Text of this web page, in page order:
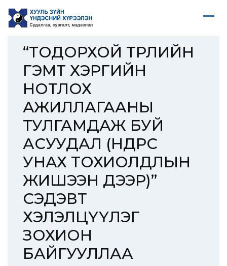
“ТОДОРХОЙ ТӨРЛИЙН
ГЭМТ ХЭРГИЙН
НОТЛОХ
АЖИЛЛАГААНЫ
ТУЛГАМДАЖ БУЙ
АСУУДАЛ (ӨНДРӨӨС
УНАХ ТОХИОЛДЛЫН
ЖИШЭЭН ДЭЭР)”
СЭДЭВТ
ХЭЛЭЛЦҮҮЛЭГ
ЗОХИОН
БАЙГУУЛЛАА